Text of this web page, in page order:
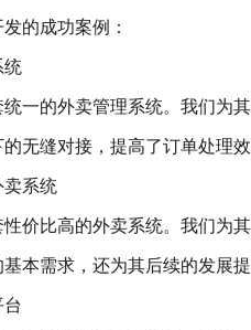
的成功案例：
统
一的外卖管理系统。我们为
无缝对接，提高了订单处理
系统
价比高的外卖系统。我们为
本需求，还为其后续的发展